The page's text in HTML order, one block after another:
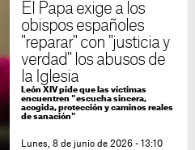
El Papa exige a los
obispos españoles
"reparar" con "justicia y
verdad" los abusos de
la Iglesia
León XIV pide que las víctimas
encuentren "escucha sincera,
acogida, protección y caminos reales
de sanación"
Lunes, 8 de junio de 2026 - 13:10